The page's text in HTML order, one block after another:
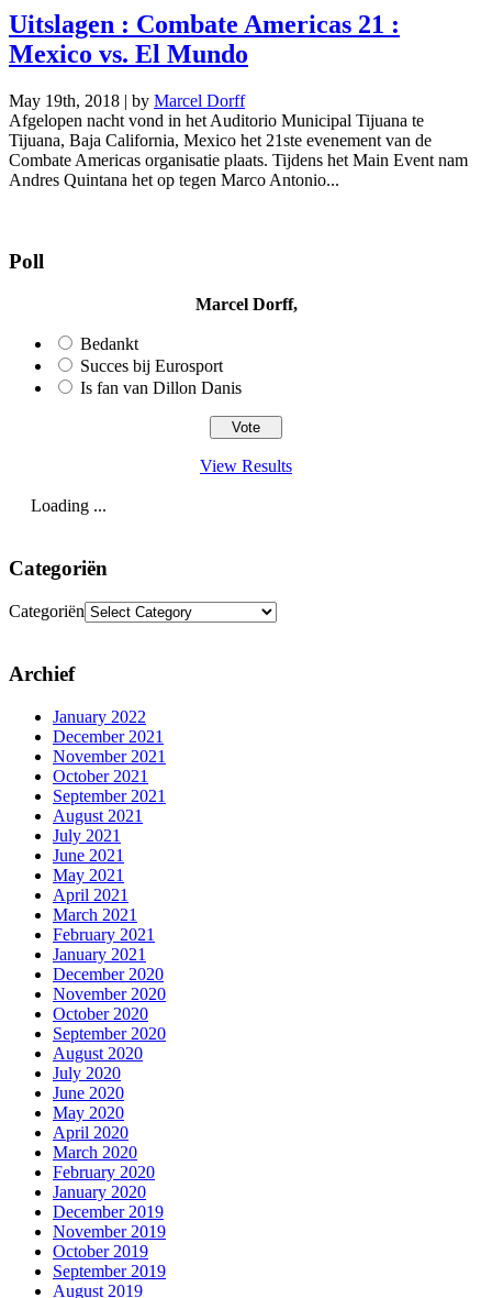
Uitslagen : Combate Americas 21 :
Mexico vs. El Mundo
May 19th, 2018 | by Marcel Dorff
Afgelopen nacht vond in het Auditorio Municipal Tijuana te
Tijuana, Baja California, Mexico het 21ste evenement van de
Combate Americas organisatie plaats. Tijdens het Main Event nam
Andres Quintana het op tegen Marco Antonio...
Poll
Marcel Dorff,
Bedankt
Succes bij Eurosport
Is fan van Dillon Danis
View Results
Loading ...
Categoriën
Categoriën
Archief
January 2022
December 2021
November 2021
October 2021
September 2021
August 2021
July 2021
June 2021
May 2021
April 2021
March 2021
February 2021
January 2021
December 2020
November 2020
October 2020
September 2020
August 2020
July 2020
June 2020
May 2020
April 2020
March 2020
February 2020
January 2020
December 2019
November 2019
October 2019
September 2019
August 2019